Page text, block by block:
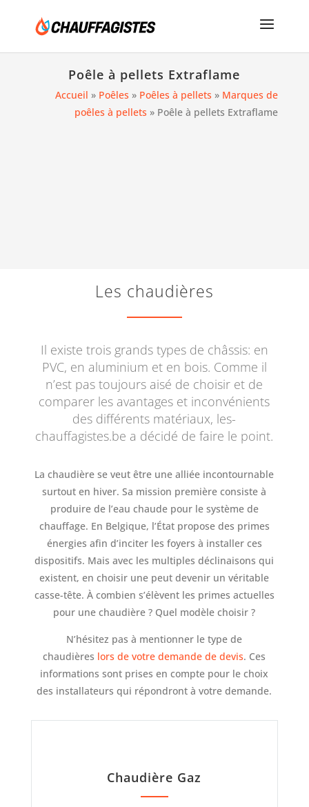
Poêle à pellets Extraflame
Accueil » Poêles » Poêles à pellets » Marques de
poêles à pellets » Poêle à pellets Extraflame
Les chaudières
Il existe trois grands types de châssis: en
PVC, en aluminium et en bois. Comme il
n’est pas toujours aisé de choisir et de
comparer les avantages et inconvénients
des différents matériaux, les-
chauffagistes.be a décidé de faire le point.
La chaudière se veut être une alliée incontournable
surtout en hiver. Sa mission première consiste à
produire de l’eau chaude pour le système de
chauffage. En Belgique, l’État propose des primes
énergies afin d’inciter les foyers à installer ces
dispositifs. Mais avec les multiples déclinaisons qui
existent, en choisir une peut devenir un véritable
casse-tête. À combien s’élèvent les primes actuelles
pour une chaudière ? Quel modèle choisir ?
N’hésitez pas à mentionner le type de
chaudières lors de votre demande de devis. Ces
informations sont prises en compte pour le choix
des installateurs qui répondront à votre demande.
Chaudière Gaz